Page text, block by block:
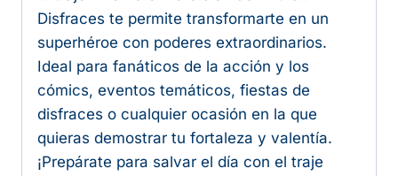
Disfraces te permite transformarte en un
superhéroe con poderes extraordinarios.
Ideal para fanáticos de la acción y los
cómics, eventos temáticos, fiestas de
disfraces o cualquier ocasión en la que
quieras demostrar tu fortaleza y valentía.
¡Prepárate para salvar el día con el traje